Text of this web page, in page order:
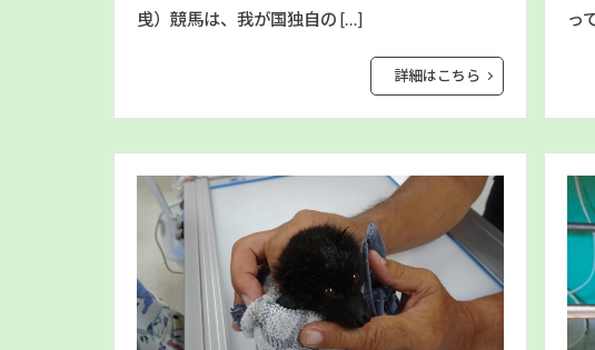
曵）競馬は、我が国独自の […]
詳細はこちら
っ